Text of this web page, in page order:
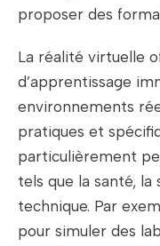
proposer des
La réalité virtuelle
d’apprentissage
environnements
pratiques et
particulièrement
tels que la santé,
technique. Par
pour simuler des